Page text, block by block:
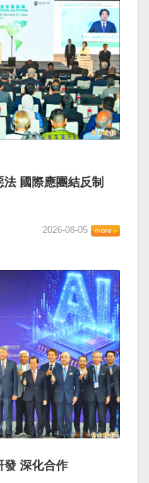
國際應團結反制
2026-08-05
發 深化合作